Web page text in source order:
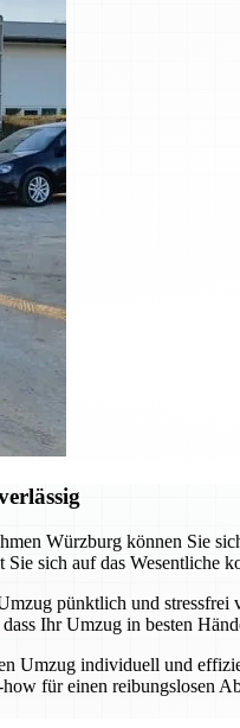
Würzburg können Sie
sich auf das Wesentliche
pünktlich und
Ihr Umzug in besten
Umzug individuell und
für einen reibungslosen